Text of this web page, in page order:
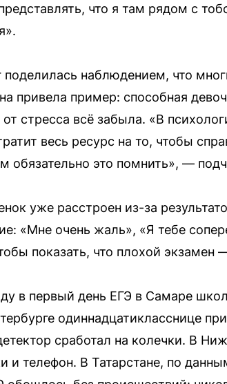
что я там рядом с
поделилась наблюдением, что
привела пример: способная
от стресса всё забыла. «В
весь ресурс на то, чтобы
обязательно это помнить», —
уже расстроен из-за
«Мне очень жаль», «Я тебе
показать, что плохой экзамен
в первый день ЕГЭ в Самаре
одиннадцатикласснице
сработал на колечки. В
и телефон. В Татарстане, по